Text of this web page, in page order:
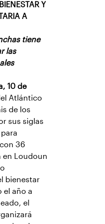
Y
A
tiene
las
10 de
Atlántico
de los
sus siglas
36
en Loudoun
bienestar
el año a
el